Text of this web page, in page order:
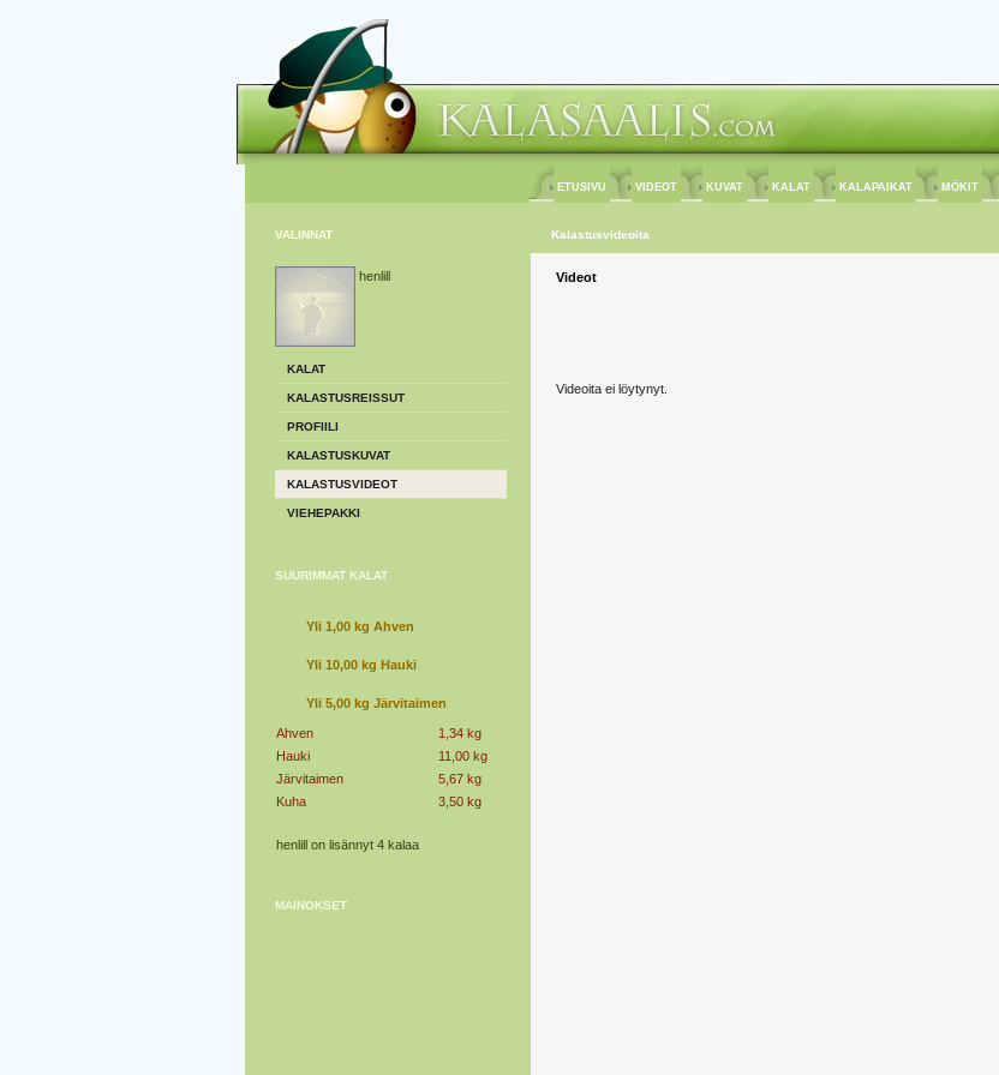
ETUSIVU VIDEOT KUVAT KALAT KALAPAIKAT MÖKIT
VALINNAT
henlill
KALAT
KALASTUSREISSUT
PROFIILI
KALASTUSKUVAT
KALASTUSVIDEOT
VIEHEPAKKI
SUURIMMAT KALAT
Yli 1,00 kg Ahven
Yli 10,00 kg Hauki
Yli 5,00 kg Järvitaimen
Ahven
1,34 kg
Hauki
11,00 kg
Järvitaimen
5,67 kg
Kuha
3,50 kg
henlill on lisännyt 4 kalaa
MAINOKSET
Kalastusvideoita
Videot
Videoita ei löytynyt.